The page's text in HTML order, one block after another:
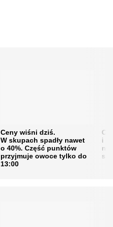
Ceny wiśni dziś.
W skupach spadły nawet
o 40%. Część punktów
przyjmuje owoce tylko do
13:00
i